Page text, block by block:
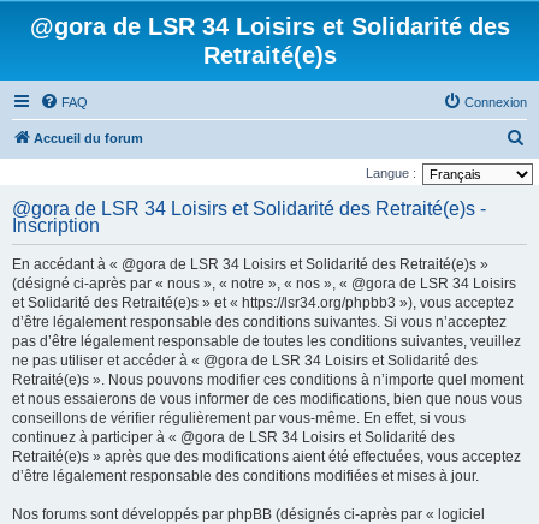
@gora de LSR 34 Loisirs et Solidarité des
Retraité(e)s
FAQ Connexion
Accueil du forum
e
Langue :
@gora de LSR 34 Loisirs et Solidarité des Retraité(e)s -
Inscription
En accédant à « @gora de LSR 34 Loisirs et Solidarité des Retraité(e)s »
(désigné ci-après par « nous », « notre », « nos », « @gora de LSR 34 Loisirs
et Solidarité des Retraité(e)s » et « https://lsr34.org/phpbb3 »), vous acceptez
d’être légalement responsable des conditions suivantes. Si vous n’acceptez
pas d’être légalement responsable de toutes les conditions suivantes, veuillez
ne pas utiliser et accéder à « @gora de LSR 34 Loisirs et Solidarité des
Retraité(e)s ». Nous pouvons modifier ces conditions à n’importe quel moment
et nous essaierons de vous informer de ces modifications, bien que nous vous
conseillons de vérifier régulièrement par vous-même. En effet, si vous
continuez à participer à « @gora de LSR 34 Loisirs et Solidarité des
Retraité(e)s » après que des modifications aient été effectuées, vous acceptez
d’être légalement responsable des conditions modifiées et mises à jour.
Nos forums sont développés par phpBB (désignés ci-après par « logiciel